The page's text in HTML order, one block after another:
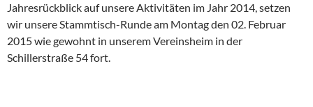
Jahresrückblick auf unsere Aktivitäten im Jahr 2014, setzen
wir unsere Stammtisch-Runde am Montag den 02. Februar
2015 wie gewohnt in unserem Vereinsheim in der
Schillerstraße 54 fort.